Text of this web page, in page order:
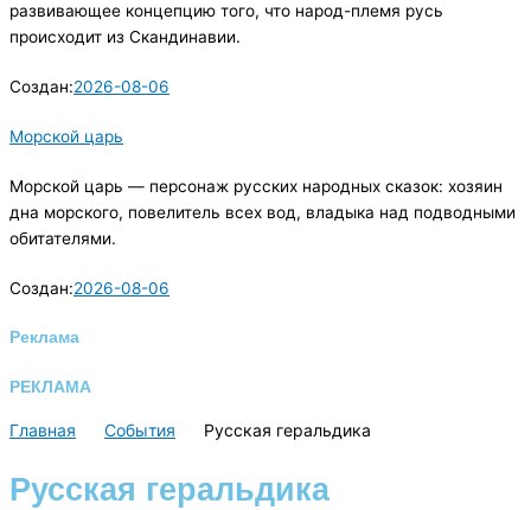
развивающее концепцию того, что народ-племя русь
происходит из Скандинавии.
Создан:2026-08-06
Морской царь
Морской царь — персонаж русских народных сказок: хозяин
дна морского, повелитель всех вод, владыка над подводными
обитателями.
Создан:2026-08-06
Реклама
РЕКЛАМА
Главная События Русская геральдика
Русская геральдика